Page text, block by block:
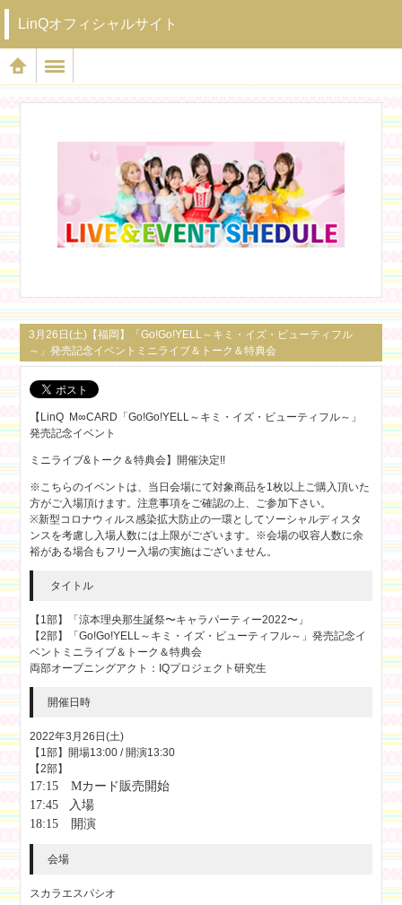
LinQオフィシャルサイト
3月26日(土)【福岡】「Go!Go!YELL～キミ・イズ・ビューティフル
～」発売記念イベントミニライブ＆トーク＆特典会
【LinQ M∞CARD「Go!Go!YELL～キミ・イズ・ビューティフル～」
発売記念イベント
ミニライブ&トーク＆特典会】開催決定!!
※こちらのイベントは、当日会場にて対象商品を1枚以上ご購入頂いた
方がご入場頂けます。注意事項をご確認の上、ご参加下さい。
※新型コロナウィルス感染拡大防止の一環としてソーシャルディスタ
ンスを考慮し入場人数には上限がございます。※会場の収容人数に余
裕がある場合もフリー入場の実施はございません。
タイトル
【1部】「涼本理央那生誕祭〜キャラパーティー2022〜」
【2部】「Go!Go!YELL～キミ・イズ・ビューティフル～」発売記念イ
ベントミニライブ＆トーク＆特典会
両部オープニングアクト：IQプロジェクト研究生
開催日時
2022年3月26日(土)
【1部】開場13:00 / 開演13:30
【2部】
17:15 Mカード販売開始
17:45 入場
18:15 開演
会場
スカラエスパシオ